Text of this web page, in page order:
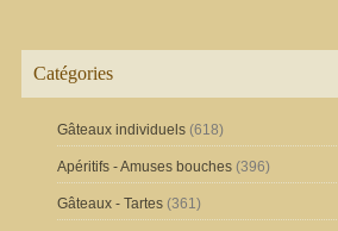
Catégories
Gâteaux individuels (618)
Apéritifs - Amuses bouches (396)
Gâteaux - Tartes (361)